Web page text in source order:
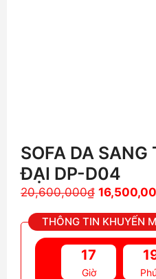
SOFA DA SANG
ĐẠI DP-D04
20,600,000₫ Giá
là:
THÔNG TIN KHUYẾN
17
Giờ